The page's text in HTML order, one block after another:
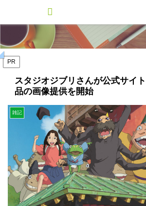
PR
スタジオジブリさんが公式サイ
品の画像提供を開始
雑記